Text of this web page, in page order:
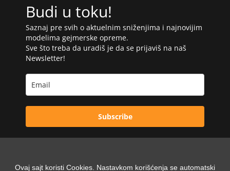
Budi u toku!
Saznaj pre svih o aktuelnim sniženjima i najnovijim
modelima gejmerske opreme.
Sve što treba da uradiš je da se prijaviš na naš
Newsletter!
Subscribe
Ovaj sajt koristi Cookies. Nastavkom korišćenja se automatski